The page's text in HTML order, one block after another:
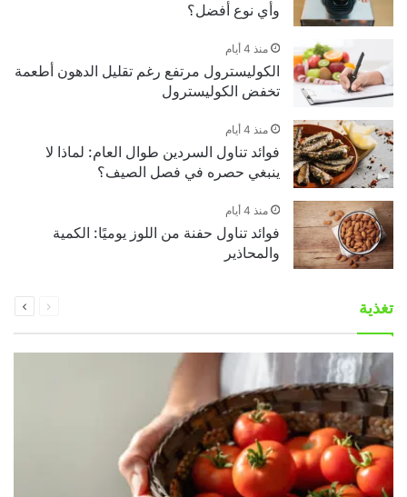
وأي نوع أفضل؟
منذ 4 أيام
الكوليسترول مرتفع رغم تقليل الدهون أطعمة
تخفض الكوليسترول
منذ 4 أيام
فوائد تناول السردين طوال العام: لماذا لا
ينبغي حصره في فصل الصيف؟
منذ 4 أيام
فوائد تناول حفنة من اللوز يوميًا: الكمية
والمحاذير
تغذية الصفحةالصفحة